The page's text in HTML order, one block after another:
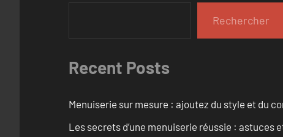
Rechercher
Recent Posts
Menuiserie sur mesure : ajoutez du style et du
Les secrets d’une menuiserie réussie : astuces